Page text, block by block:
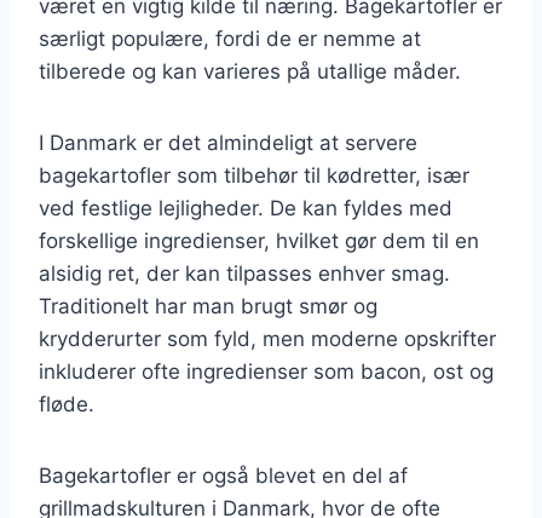
været en vigtig kilde til næring. Bagekartofler er
særligt populære, fordi de er nemme at
tilberede og kan varieres på utallige måder.
I Danmark er det almindeligt at servere
bagekartofler som tilbehør til kødretter, især
ved festlige lejligheder. De kan fyldes med
forskellige ingredienser, hvilket gør dem til en
alsidig ret, der kan tilpasses enhver smag.
Traditionelt har man brugt smør og
krydderurter som fyld, men moderne opskrifter
inkluderer ofte ingredienser som bacon, ost og
fløde.
Bagekartofler er også blevet en del af
grillmadskulturen i Danmark, hvor de ofte